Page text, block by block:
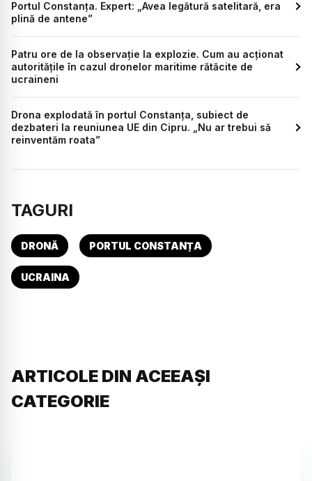
Portul Constanța. Expert: „Avea legătură satelitară, era
plină de antene”
Patru ore de la observație la explozie. Cum au acționat
autoritățile în cazul dronelor maritime rătăcite de
ucraineni
Drona explodată în portul Constanța, subiect de
dezbateri la reuniunea UE din Cipru. „Nu ar trebui să
reinventăm roata”
TAGURI
DRONĂ PORTUL CONSTANȚA
UCRAINA
ARTICOLE DIN ACEEAȘI
CATEGORIE